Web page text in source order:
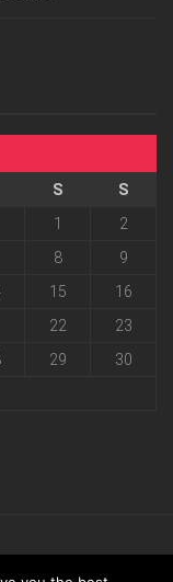
S
S
1
2
8
9
15
16
22
23
29
30